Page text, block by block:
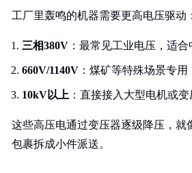
工厂里轰鸣的机器需要更高电压驱动：
三相380V ：最常见工业电压，适
660V/1140V ：煤矿等特殊场景专用
10kV以上 ：直接接入大型电机或变
这些高压电通过变压器逐级降压，就
包裹拆成小件派送。